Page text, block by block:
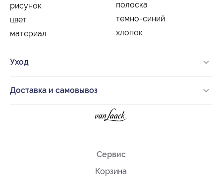
рисунок
полоска
цвет
темно-синий
материал
хлопок
Уход
Доставка и самовывоз
Сервис
Корзина